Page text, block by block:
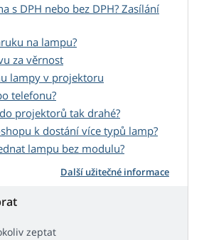
s DPH nebo bez DPH? Zasílání
na lampu?
za věrnost
lampy v projektoru
telefonu?
projektorů tak drahé?
k dostání více typů lamp?
lampu bez modulu?
Další užitečné informace
zeptat